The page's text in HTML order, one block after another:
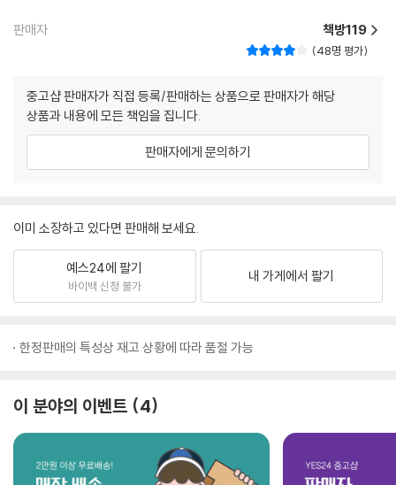
판매자 책방119
48명 평가
중고샵 판매자가 직접 등록/판매하는 상품으로 판매자가 해당
상품과 내용에 모든 책임을 집니다.
판매자에게 문의하기
이미 소장하고 있다면 판매해 보세요.
예스24에 팔기
바이백 신청 불가
내 가게에서 팔기
한정판매의 특성상 재고 상황에 따라 품절 가능
이 분야의 이벤트 4